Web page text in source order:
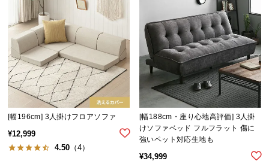
[幅196cm] 3人掛けフロアソファ
¥12,999
4.50 （4）
[幅188cm・座り心地高評価] 3人掛
けソファベッド フルフラット 傷に
強いペット対応生地も
¥34,999